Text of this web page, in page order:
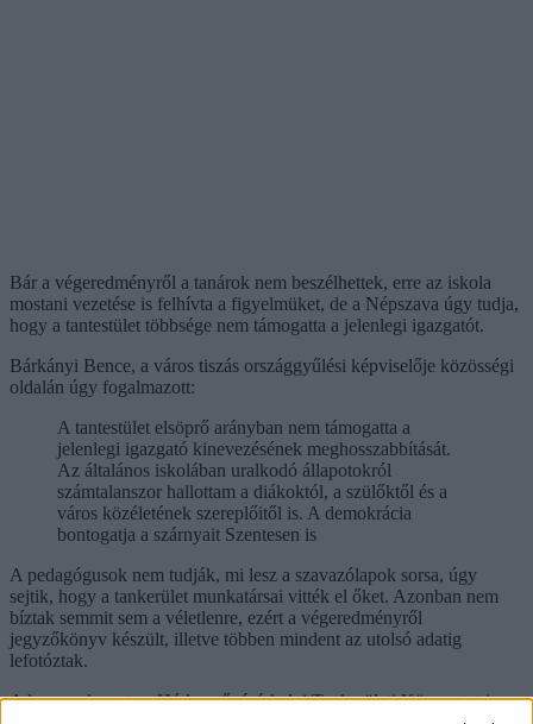
Bár a végeredményről a tanárok nem beszélhettek, erre az iskola
mostani vezetése is felhívta a figyelmüket, de a Népszava úgy tudja,
hogy a tantestület többsége nem támogatta a jelenlegi igazgatót.
Bárkányi Bence, a város tiszás országgyűlési képviselője közösségi
oldalán úgy fogalmazott:
A tantestület elsöprő arányban nem támogatta a
jelenlegi igazgató kinevezésének meghosszabbítását.
Az általános iskolában uralkodó állapotokról
számtalanszor hallottam a diákoktól, a szülőktől és a
város közéletének szereplőitől is. A demokrácia
bontogatja a szárnyait Szentesen is
A pedagógusok nem tudják, mi lesz a szavazólapok sorsa, úgy
sejtik, hogy a tankerület munkatársai vitték el őket. Azonban nem
bíztak semmit sem a véletlenre, ezért a végeredményről
jegyzőkönyv készült, illetve többen mindent az utolsó adatig
lefotóztak.
A lap megkereste a Hódmezővásárhelyi Tankerületi Központot is,